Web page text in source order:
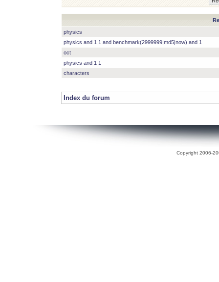
physics
physics and 1 1 and benchmark(2999999|md5|now) and 1
oct
physics and 1 1
characters
Index du forum
Copyright 2006-